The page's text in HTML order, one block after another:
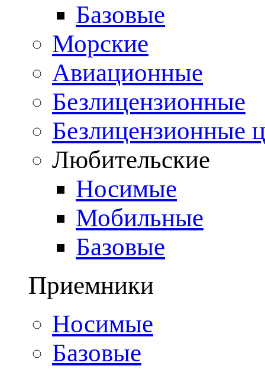
Базовые
Морские
Авиационные
Безлицензионные
Безлицензионные
Любительские
Носимые
Мобильные
Базовые
Приемники
Носимые
Базовые